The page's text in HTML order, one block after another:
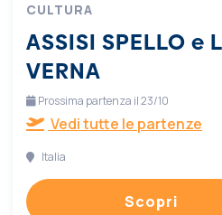
CULTURA
ASSISI SPELLO e
VERNA
Prossima partenza il 23/10
Vedi tutte le partenze
Italia
Scopri